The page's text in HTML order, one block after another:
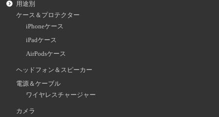
用途別
ケース＆プロテクター
iPhoneケース
iPadケース
AirPodsケース
ヘッドフォン＆スピーカー
電源＆ケーブル
ワイヤレスチャージャー
カメラ